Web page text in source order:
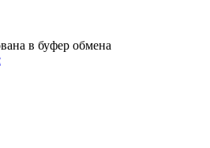
в буфер обмена